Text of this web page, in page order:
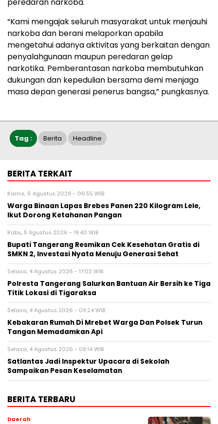
peredaran narkoba.
“Kami mengajak seluruh masyarakat untuk menjauhi
narkoba dan berani melaporkan apabila
mengetahui adanya aktivitas yang berkaitan dengan
penyalahgunaan maupun peredaran gelap
narkotika. Pemberantasan narkoba membutuhkan
dukungan dan kepedulian bersama demi menjaga
masa depan generasi penerus bangsa,” pungkasnya.
Tag : Berita Headline
BERITA TERKAIT
Kamis, 6 Agustus 2026 - 06:55 WIB
Warga Binaan Lapas Brebes Panen 220 Kilogram Lele,
Ikut Dorong Ketahanan Pangan
Rabu, 5 Agustus 2026 - 19:40 WIB
‎Bupati Tangerang Resmikan Cek Kesehatan Gratis di
SMKN 2, Investasi Nyata Menuju Generasi Sehat
Selasa, 4 Agustus 2026 - 17:03 WIB
Polresta Tangerang Salurkan Bantuan Air Bersih ke Tiga
Titik Lokasi di Tigaraksa
Selasa, 4 Agustus 2026 - 09:24 WIB
Kebakaran Rumah Di Mrebet Warga Dan Polsek Turun
Tangan Memadamkan Api
Selasa, 4 Agustus 2026 - 09:14 WIB
Satlantas Jadi Inspektur Upacara di Sekolah
Sampaikan Pesan Keselamatan
BERITA TERBARU
Daerah